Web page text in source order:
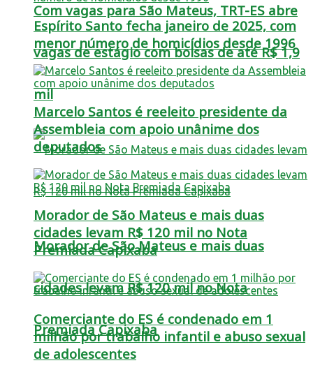
Com vagas para São Mateus, TRT-ES abre
vagas de estágio com bolsas de até R$ 1,9
mil
Morador de São Mateus e mais duas
cidades levam R$ 120 mil no Nota
Premiada Capixaba
Espírito Santo fecha janeiro de 2025, com
menor número de homicídios desde 1996
Marcelo Santos é reeleito presidente da
Assembleia com apoio unânime dos
deputados
Morador de São Mateus e mais duas
cidades levam R$ 120 mil no Nota
Premiada Capixaba
Comerciante do ES é condenado em 1
milhão por trabalho infantil e abuso sexual
de adolescentes